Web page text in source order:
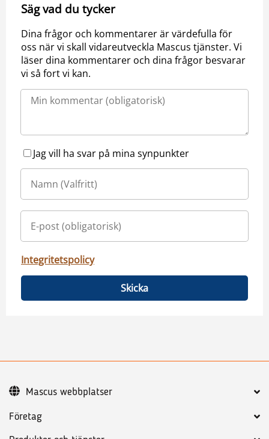
Säg vad du tycker
Dina frågor och kommentarer är värdefulla för
oss när vi skall vidareutveckla Mascus tjänster. Vi
läser dina kommentarer och dina frågor besvarar
vi så fort vi kan.
Jag vill ha svar på mina synpunkter
Integritetspolicy
Skicka
Företag
Mascus webbplatser